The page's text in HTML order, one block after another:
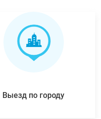
Выезд по городу